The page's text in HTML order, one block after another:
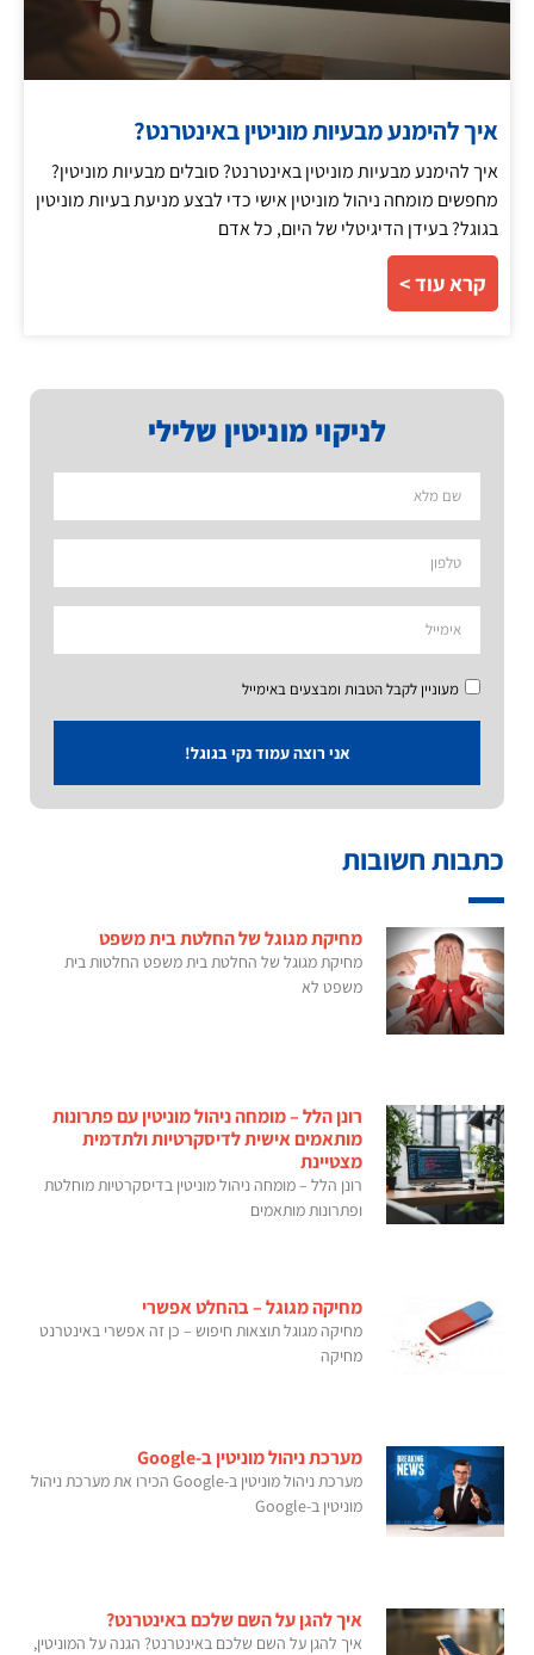
לניקוי מוניטין שלילי
מעוניין לקבל הטבות ומבצעים באימייל
אני רוצה עמוד נקי בגוגל!
כתבות חשובות
מחיקת מגוגל של החלטת בית משפט
מחיקת מגוגל של החלטת בית משפט החלטות בית
משפט לא
רונן הלל – מומחה ניהול מוניטין עם פתרונות
מותאמים אישית לדיסקרטיות ולתדמית
מצטיינת
רונן הלל – מומחה ניהול מוניטין בדיסקרטיות מוחלטת
ופתרונות מותאמים
מחיקה מגוגל – בהחלט אפשרי
מחיקה מגוגל תוצאות חיפוש – כן זה אפשרי באינטרנט
מחיקה
מערכת ניהול מוניטין ב-Google
מערכת ניהול מוניטין ב-Google הכירו את מערכת ניהול
מוניטין ב-Google
איך להגן על השם שלכם באינטרנט?
איך להגן על השם שלכם באינטרנט? הגנה על המוניטין,
איך להימנע מבעיות מוניטין באינטרנט?
איך להימנע מבעיות מוניטין באינטרנט? סובלים מבעיות מוניטין?
מחפשים מומחה ניהול מוניטין אישי כדי לבצע מניעת בעיות מוניטין
בגוגל? בעידן הדיגיטלי של היום, כל אדם
קרא עוד >